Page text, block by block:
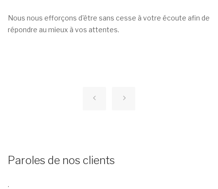
Nous nous efforçons d'être sans cesse à votre écoute afin de
répondre au mieux à vos attentes.
Paroles de nos clients
.